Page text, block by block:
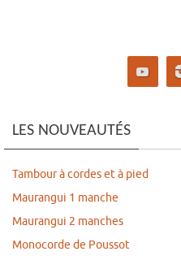
LES NOUVEAUTÉS
Tambour à cordes et à pied
Maurangui 1 manche
Maurangui 2 manches
Monocorde de Poussot